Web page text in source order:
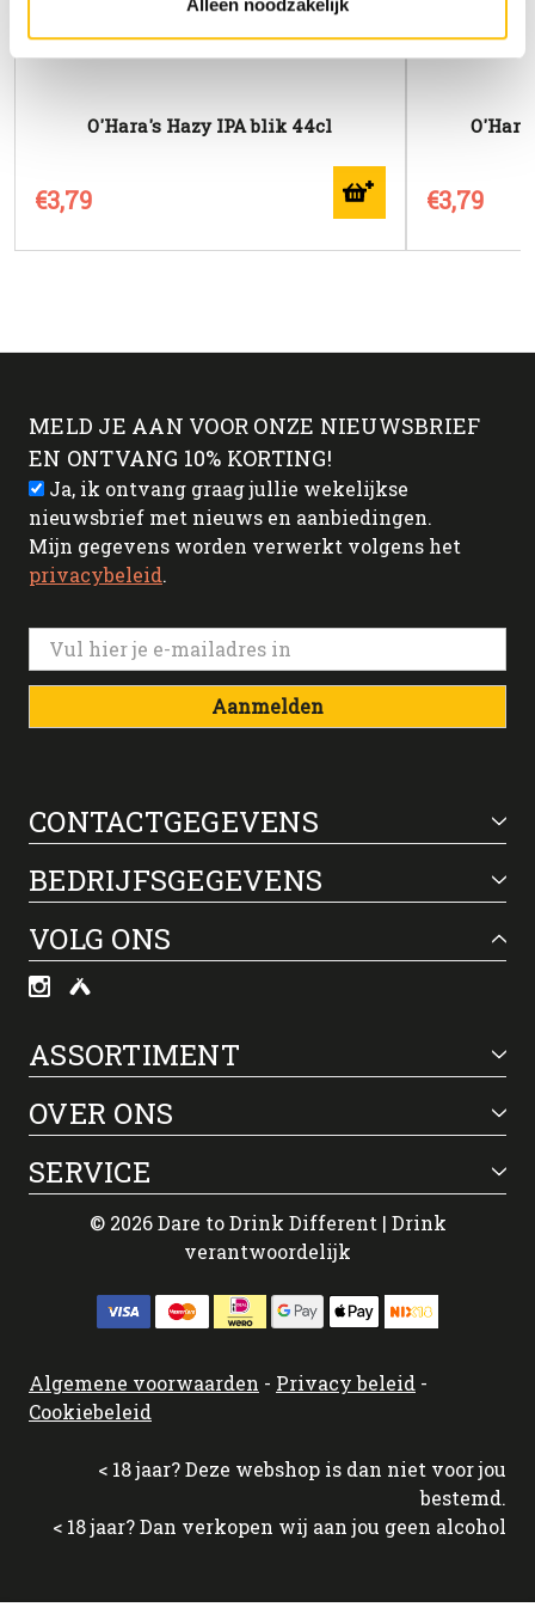
Alleen noodzakelijk
O'Hara's Hazy IPA blik 44cl
€3,79 €3,79
MELD JE AAN VOOR ONZE NIEUWSBRIEF
EN ONTVANG 10% KORTING!
Ja, ik ontvang graag jullie wekelijkse
nieuwsbrief met nieuws en aanbiedingen.
Mijn gegevens worden verwerkt volgens het
privacybeleid.
Aanmelden
CONTACTGEGEVENS
BEDRIJFSGEGEVENS
VOLG ONS
ASSORTIMENT
OVER ONS
SERVICE
© 2026 Dare to Drink Different | Drink
verantwoordelijk
Algemene voorwaarden - Privacy beleid -
Cookiebeleid
< 18 jaar? Deze webshop is dan niet voor jou
bestemd.
< 18 jaar? Dan verkopen wij aan jou geen alcohol